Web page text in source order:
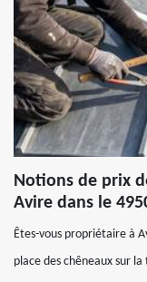
Notions de prix
Avire dans le
Êtes-vous propriétaire à
place des chêneaux sur